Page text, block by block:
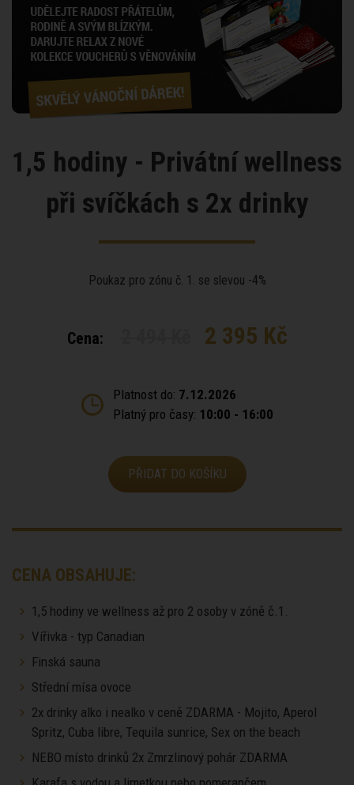
1,5 hodiny - Privátní wellness
při svíčkách s 2x drinky
Poukaz pro zónu č. 1. se slevou -4%
Cena: 2 395 Kč
Platnost do: 7.12.2026
Platný pro časy: 10:00 - 16:00
PŘIDAT DO KOŠÍKU
CENA OBSAHUJE:
1,5 hodiny ve wellness až pro 2 osoby v zóně č.1.
Vířivka - typ Canadian
Finská sauna
Střední mísa ovoce
2x drinky alko i nealko v ceně ZDARMA - Mojito, Aperol
Spritz, Cuba libre, Tequila sunrice, Sex on the beach
NEBO místo drinků 2x Zmrzlinový pohár ZDARMA